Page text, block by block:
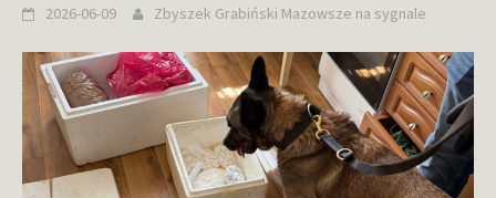
2026-06-09 Zbyszek Grabiński Mazowsze na sygnale